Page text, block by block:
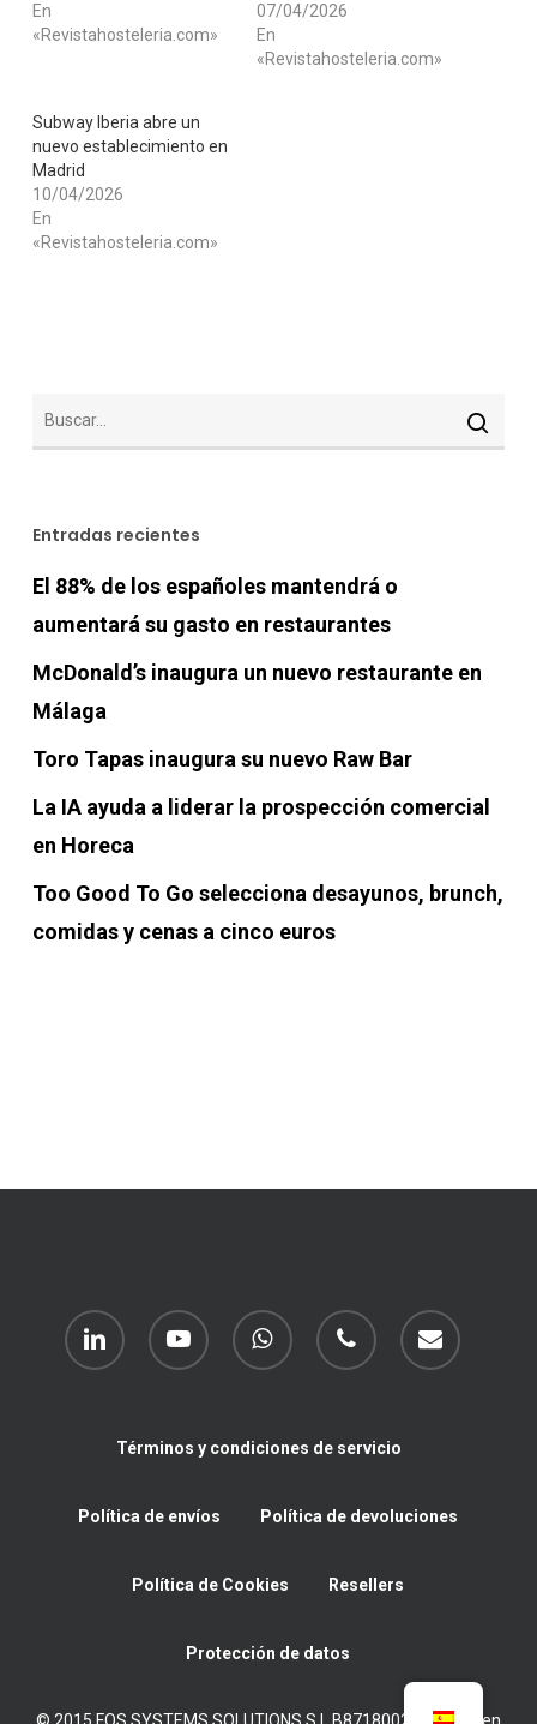
En
«Revistahosteleria.com»
07/04/2026
En
«Revistahosteleria.com»
Subway Iberia abre un
nuevo establecimiento en
Madrid
10/04/2026
En
«Revistahosteleria.com»
Entradas recientes
El 88% de los españoles mantendrá o
aumentará su gasto en restaurantes
McDonald’s inaugura un nuevo restaurante en
Málaga
Toro Tapas inaugura su nuevo Raw Bar
La IA ayuda a liderar la prospección comercial
en Horeca
Too Good To Go selecciona desayunos, brunch,
comidas y cenas a cinco euros
linkedin youtube whatsapp phone email
Términos y condiciones de servicio
Política de envíos Política de devoluciones
Política de Cookies Resellers
Protección de datos